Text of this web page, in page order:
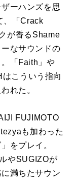
ーハンズを思
、「Crack
が香るShame
なサウンドの
「Faith」や
こういう指向
れた。
FUJIMOTO
も加わった
をプレイ。
やSUGIZOが
満ちたサウン